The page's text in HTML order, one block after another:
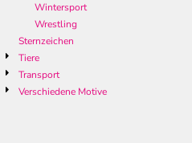
Wintersport
Wrestling
Sternzeichen
Tiere
Transport
Verschiedene Motive